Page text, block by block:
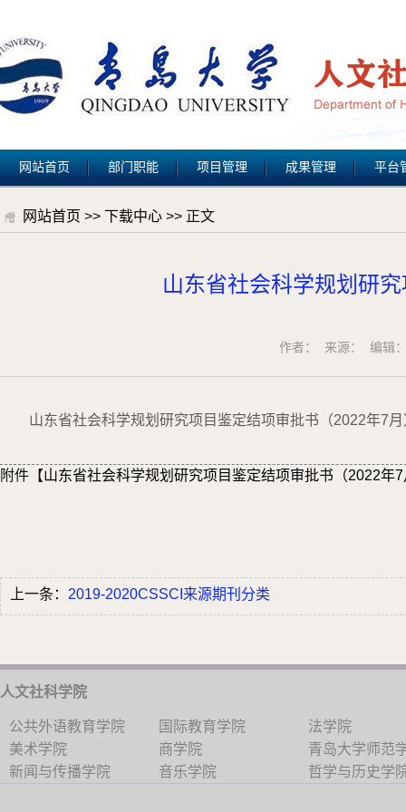
网站首页 部门职能 项目管理 成果管理 平台
网站首页 >> 下载中心 >> 正文
山东省社会科学规划研
作者： 来源： 编辑
山东省社会科学规划研究项目鉴定结项审批书（2022年7月
附件【山东省社会科学规划研究项目鉴定结项审批书（2022年
上一条： ​2019-2020CSSCI来源期刊分类
人文社科学院
公共外语教育学院 国际教育学院
法学院
美术学院
商学院
青岛大学师范
新闻与传播学院
音乐学院 哲学与历史学